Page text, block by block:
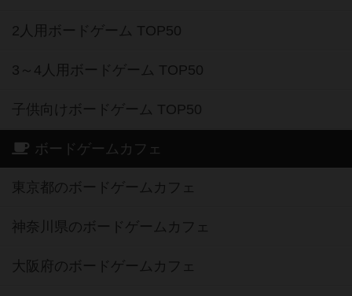
2人用ボードゲーム TOP50
3～4人用ボードゲーム TOP50
子供向けボードゲーム TOP50
ボードゲームカフェ
東京都のボードゲームカフェ
神奈川県のボードゲームカフェ
大阪府のボードゲームカフェ